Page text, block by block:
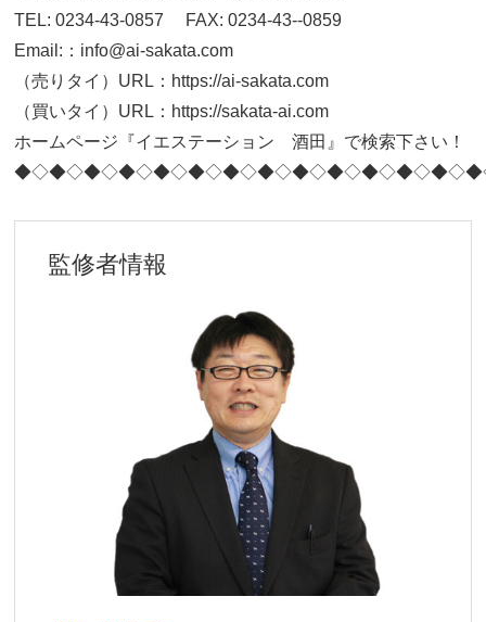
TEL: 0234-43-0857 FAX: 0234-43--0859
Email:：info@ai-sakata.com
（売りタイ）URL： https://ai-sakata.com
（買いタイ）URL： https://sakata-ai.com
ホームページ『イエステーション 酒田』で検索下さい！
監修者情報